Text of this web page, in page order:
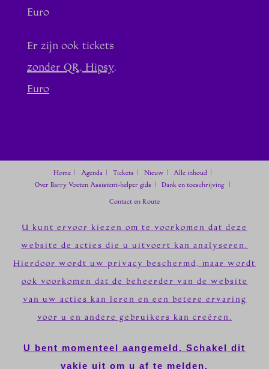
Euro
Er zijn ook tickets
zonder QR, Hipsy,
Euro
Home Agenda Tickets Nieuw
Alle inhoud
Over Barry Voeten Assistent-helper gids Dank en toeschrijving
Contact en Route
U kunt ervoor kiezen om te voorkomen dat deze
website de acties die u uitvoert kan analyseren.
Hierdoor wordt uw privacy beschermd, maar wordt
ook voorkomen dat de beheerder van de website
van uw acties kan leren en een betere ervaring
voor u en andere gebruikers kan creëren.
U bent momenteel aangemeld. Schakel dit
vakje uit om u af te melden.